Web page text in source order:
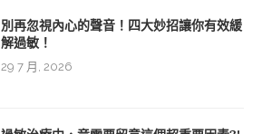
別再忽視內心的聲音！四大妙招讓你有效緩
解過敏！
29 7 月, 2026